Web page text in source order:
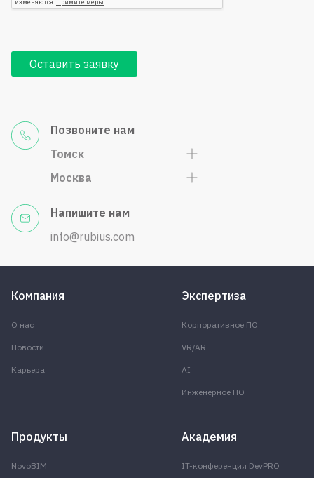
Оставить заявку
Позвоните нам
Томск
Москва
Напишите нам
info@rubius.com
Компания
О нас
Новости
Карьера
Экспертиза
Корпоративное ПО
VR/AR
AI
Инженерное ПО
Продукты
NovoBIM
Академия
IT-конференция DevPRO